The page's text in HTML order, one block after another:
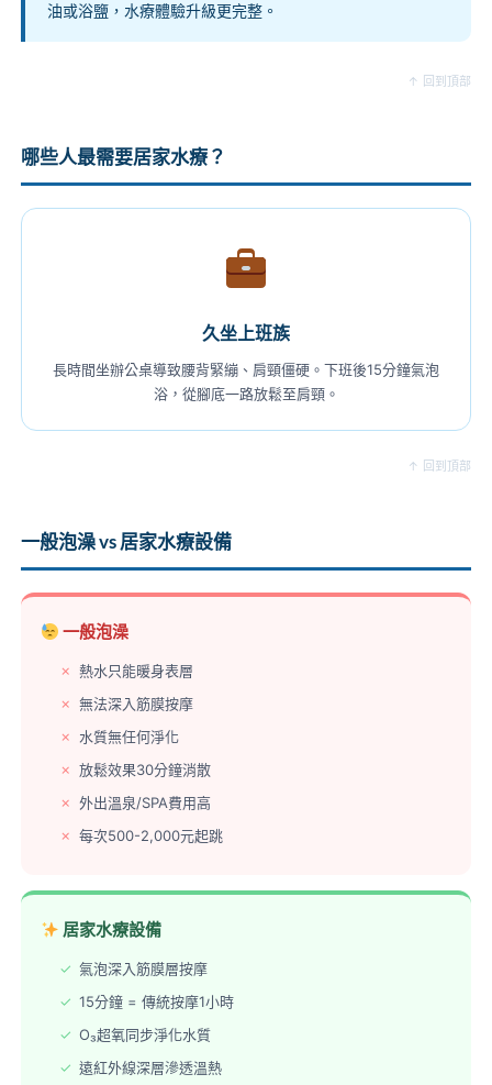
油或浴鹽，水療體驗升級更完整。
↑ 回到頂部
哪些人最需要居家水療？
久坐上班族
長時間坐辦公桌導致腰背緊繃、肩頸僵硬。下班後15分鐘氣泡
浴，從腳底一路放鬆至肩頸。
↑ 回到頂部
一般泡澡 vs 居家水療設備
一般泡澡
熱水只能暖身表層
無法深入筋膜按摩
水質無任何淨化
放鬆效果30分鐘消散
外出溫泉/SPA費用高
每次500-2,000元起跳
居家水療設備
氣泡深入筋膜層按摩
15分鐘 = 傳統按摩1小時
O₃超氧同步淨化水質
遠紅外線深層滲透溫熱